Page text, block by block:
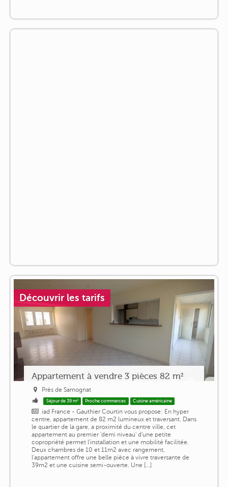
Découvrir les tarifs
Appartement à vendre 3 pièces 82 m²
Près de Samognat
Séjour de 39 m² Proche commerces Cuisine américaine
iad France - Gauthier Courtin vous propose: En hyper
centre, appartement de 82 m2 lumineux et traversant. Dans
le quartier de la gare, a proximité du centre ville, cet
appartement au premier 'demi niveau' d'une petite
copropriété permet l'installation et une mobilité facilitée.
Deux chambres de 10 et 11m2 avec rangement,
l'appartement offre une belle pièce à vivre traversante de
39m2 et une cuisine semi-ouverte. Une [...]